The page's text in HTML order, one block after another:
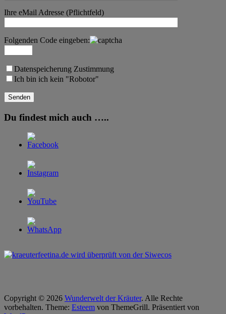
Ihre eMail Adresse (Pflichtfeld)
Folgenden Code eingeben:
Datenspeicherung Zustimmung
Ich bin ich kein "Robotor"
Du findest mich auch …..
Copyright © 2026 Wunderwelt der Kräuter. Alle Rechte
vorbehalten. Theme: Esteem von ThemeGrill. Präsentiert von